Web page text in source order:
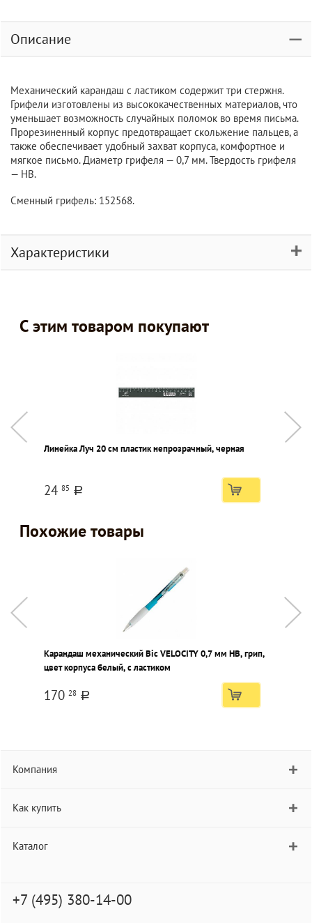
Описание
Механический карандаш с ластиком содержит три стержня.
Грифели изготовлены из высококачественных материалов, что
уменьшает возможность случайных поломок во время письма.
Прорезиненный корпус предотвращает скольжение пальцев, а
также обеспечивает удобный захват корпуса, комфортное и
мягкое письмо. Диаметр грифеля — 0,7 мм. Твердость грифеля
— НВ.
Сменный грифель: 152568.
Характеристики
С этим товаром покупают
Линейка Луч 20 см пластик непрозрачный, черная
24 85 a
Похожие товары
Карандаш механический Bic VELOCITY 0,7 мм НВ, грип,
цвет корпуса белый, с ластиком
170 28 a
Компания
Как купить
Каталог
+7 (495) 380-14-00